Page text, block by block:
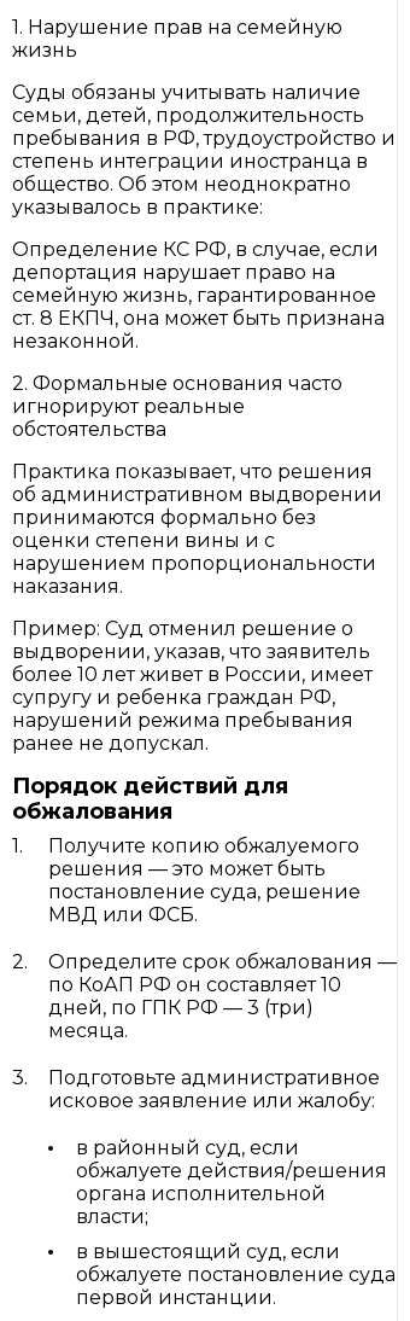
1. Нарушение прав на семейную
жизнь
Суды обязаны учитывать наличие
семьи, детей, продолжительность
пребывания в РФ, трудоустройство и
степень интеграции иностранца в
общество. Об этом неоднократно
указывалось в практике:
Определение КС РФ, в случае, если
депортация нарушает право на
семейную жизнь, гарантированное
ст. 8 ЕКПЧ, она может быть признана
незаконной.
2. Формальные основания часто
игнорируют реальные
обстоятельства
Практика показывает, что решения
об административном выдворении
принимаются формально без
оценки степени вины и с
нарушением пропорциональности
наказания.
Пример: Суд отменил решение о
выдворении, указав, что заявитель
более 10 лет живет в России, имеет
супругу и ребенка граждан РФ,
нарушений режима пребывания
ранее не допускал.
Порядок действий для
обжалования
Получите копию обжалуемого
решения — это может быть
постановление суда, решение
МВД или ФСБ.
Определите срок обжалования —
по КоАП РФ он составляет 10
дней, по ГПК РФ — 3 (три)
месяца.
Подготовьте административное
исковое заявление или жалобу:
в районный суд, если
обжалуете действия/решения
органа исполнительной
власти;
в вышестоящий суд, если
обжалуете постановление суда
первой инстанции.